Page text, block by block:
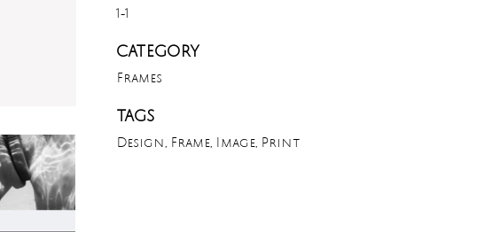
1-1
CATEGORY
Frames
TAGS
Design, Frame, Image, Print